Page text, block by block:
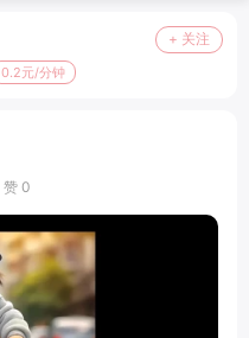
+ 关注
0.2元/分钟
赞 0